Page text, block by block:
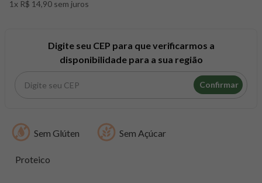
1x R$ 14,90 sem juros
Digite seu CEP para que verificarmos a
disponibilidade para a sua região
Confirmar
Sem Glúten Sem Açúcar
Proteico
8º maca peruana
creatina mundo verde